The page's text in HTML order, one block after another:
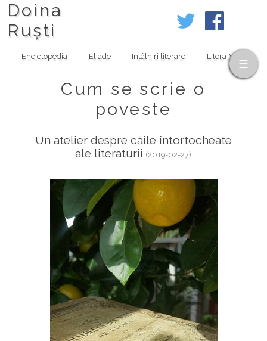
Doina
Ruști
Enciclopedia Eliade Întâlniri literare Litera MOV
Cum se scrie o
poveste
Un atelier despre căile întortocheate
ale literaturii(2019-02-27)